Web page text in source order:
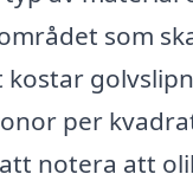
som
kostar
per
notera att